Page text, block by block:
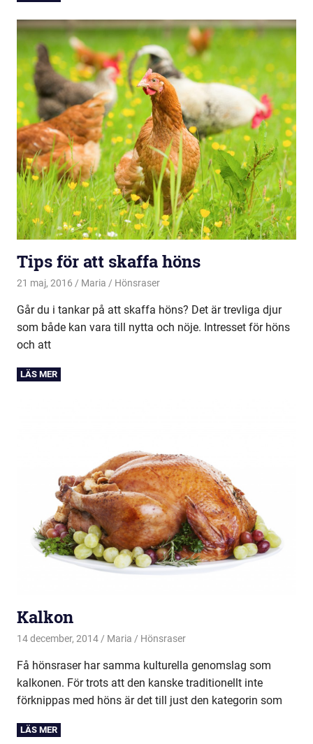
Tips för att skaffa höns
21 maj, 2016 Maria Hönsraser
Går du i tankar på att skaffa höns? Det är trevliga djur
som både kan vara till nytta och nöje. Intresset för höns
och att
Kalkon
14 december, 2014 Maria Hönsraser
Få hönsraser har samma kulturella genomslag som
kalkonen. För trots att den kanske traditionellt inte
förknippas med höns är det till just den kategorin som